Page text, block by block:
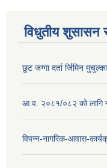
विधुतीय शुसासन
छुट जग्गा दर्ता र्जिमिन
आ.व. २०८१/०८२ को लागि
विपन्न-नागरिक-आवास-